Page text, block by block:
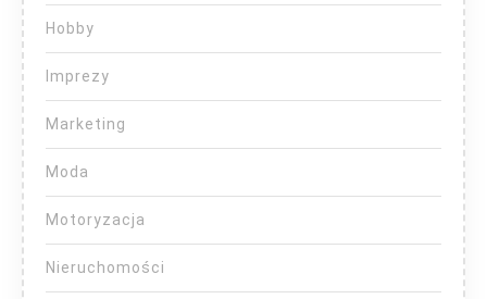
Hobby
Imprezy
Marketing
Moda
Motoryzacja
Nieruchomości